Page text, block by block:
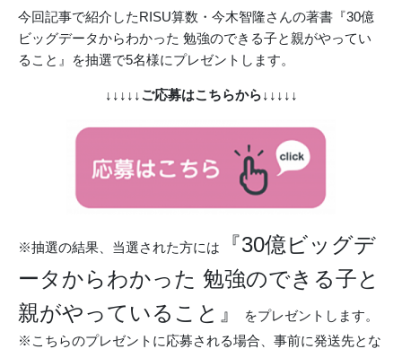
今回記事で紹介したRISU算数・今木智隆さんの著書『30億
ビッグデータからわかった 勉強のできる子と親がやってい
ること』を抽選で5名様にプレゼントします。
↓↓↓↓↓ご応募はこちらから↓↓↓↓↓
※抽選の結果、当選された方には
『30億ビッグデ
ータからわかった 勉強のできる子と
親がやっていること』
をプレゼントします。
※こちらのプレゼントに応募される場合、事前に発送先とな